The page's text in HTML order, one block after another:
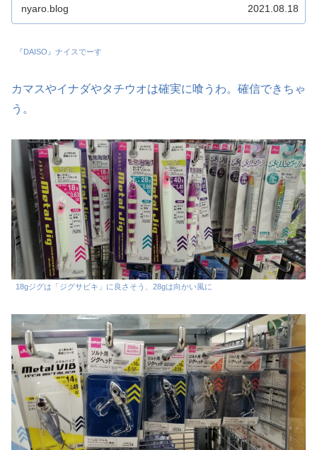
nyaro.blog 2021.08.18
『DAISO』ナイスでーす
カマスやイナダやタチウオは確実に喰うわ。確信できちゃ
う。
18gジグは「ジグサビキ」に良さそう、28gは向かい風に